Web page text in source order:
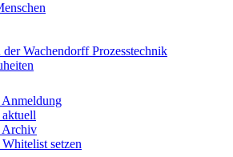
Wachendorff Prozesstechnik
Archiv
setzen